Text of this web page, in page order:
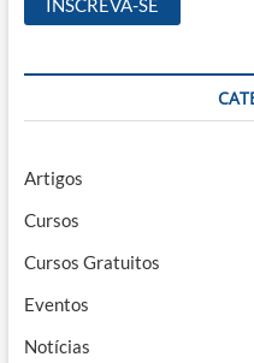
Artigos
Cursos
Cursos Gratuitos
Eventos
Notícias